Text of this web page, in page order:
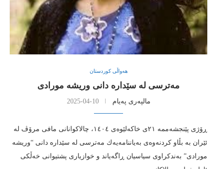
هەواڵی کوردستان
مه‌ترسی له‌ سێداره‌ دانی وریشه‌ مورادی
مالپەری پەیام 2025-04-10
ڕۆژی پێنجشه‌ممه‌ ٢١ی خاكه‌لێوه‌ی ١٤٠٤، چالاكوانانی مافی مرۆڤ له‌
ئێران به‌ بڵاو كردنه‌وه‌ی به‌یاننامه‌یه‌ك مه‌ترسی له‌ سێداره‌ دانی “وریشه‌
مورادی” به‌ندكراوی سیاسیان ڕاگه‌یاند و خوازیاری پشتیوانی خه‌ڵکی